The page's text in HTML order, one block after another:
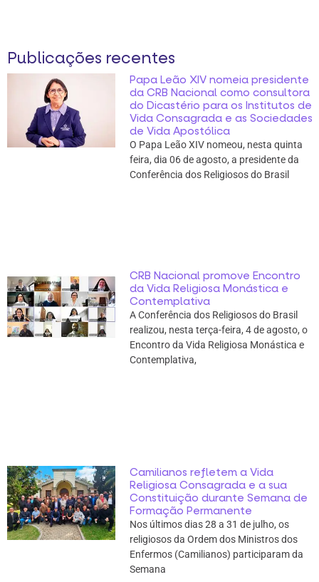
Publicações recentes
Papa Leão XIV nomeia presidente
da CRB Nacional como consultora
do Dicastério para os Institutos de
Vida Consagrada e as Sociedades
de Vida Apostólica
O Papa Leão XIV nomeou, nesta quinta
feira, dia 06 de agosto, a presidente da
Conferência dos Religiosos do Brasil
CRB Nacional promove Encontro
da Vida Religiosa Monástica e
Contemplativa
A Conferência dos Religiosos do Brasil
realizou, nesta terça-feira, 4 de agosto, o
Encontro da Vida Religiosa Monástica e
Contemplativa,
Camilianos refletem a Vida
Religiosa Consagrada e a sua
Constituição durante Semana de
Formação Permanente
Nos últimos dias 28 a 31 de julho, os
religiosos da Ordem dos Ministros dos
Enfermos (Camilianos) participaram da
Semana